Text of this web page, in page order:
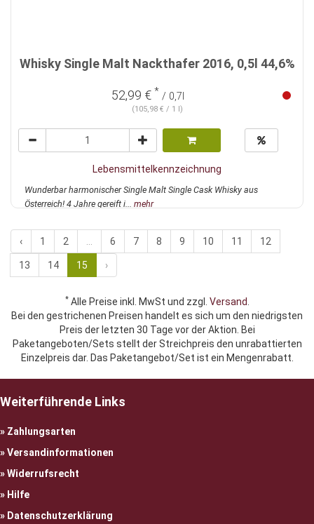
Whisky Single Malt Nackthafer 2016, 0,5l 44,6%
52,99 € * / 0,7l
(105,98 € / 1 l)
Lebensmittelkennzeichnung
Wunderbar harmonischer Single Malt Single Cask Whisky aus
Österreich! 4 Jahre gereift i... mehr
‹ 1 2 ... 6 7 8 9 10 11 12
13 14 15 ›
*Alle Preise inkl. MwSt und zzgl. Versand.
Bei den gestrichenen Preisen handelt es sich um den niedrigsten
Preis der letzten 30 Tage vor der Aktion. Bei
Paketangeboten/Sets stellt der Streichpreis den unrabattierten
Einzelpreis dar. Das Paketangebot/Set ist ein Mengenrabatt.
Weiterführende Links
Zahlungsarten
Versandinformationen
Widerrufsrecht
Hilfe
Datenschutzerklärung